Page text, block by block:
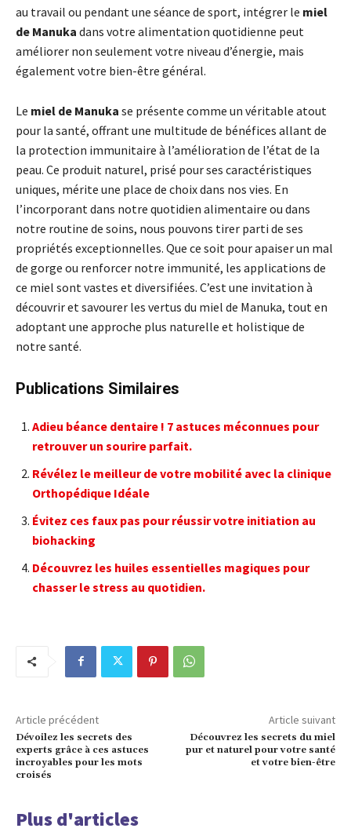
au travail ou pendant une séance de sport, intégrer le miel
de Manuka dans votre alimentation quotidienne peut
améliorer non seulement votre niveau d’énergie, mais
également votre bien-être général.
Le miel de Manuka se présente comme un véritable atout
pour la santé, offrant une multitude de bénéfices allant de
la protection immunitaire à l’amélioration de l’état de la
peau. Ce produit naturel, prisé pour ses caractéristiques
uniques, mérite une place de choix dans nos vies. En
l’incorporant dans notre quotidien alimentaire ou dans
notre routine de soins, nous pouvons tirer parti de ses
propriétés exceptionnelles. Que ce soit pour apaiser un mal
de gorge ou renforcer notre immunité, les applications de
ce miel sont vastes et diversifiées. C’est une invitation à
découvrir et savourer les vertus du miel de Manuka, tout en
adoptant une approche plus naturelle et holistique de
notre santé.
Publications Similaires
Adieu béance dentaire ! 7 astuces méconnues pour
retrouver un sourire parfait.
Révélez le meilleur de votre mobilité avec la clinique
Orthopédique Idéale
Évitez ces faux pas pour réussir votre initiation au
biohacking
Découvrez les huiles essentielles magiques pour
chasser le stress au quotidien.
Article précédent
Dévoilez les secrets des
experts grâce à ces astuces
incroyables pour les mots
croisés
Article suivant
Découvrez les secrets du miel
pur et naturel pour votre santé
et votre bien-être
Plus d'articles